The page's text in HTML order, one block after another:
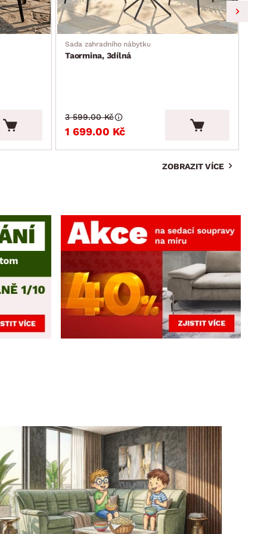
Sada zahradního nábytku
Taormina, 3dílná
1 699.00 Kč
3 599.00 Kč
ZOBRAZIT VÍCE